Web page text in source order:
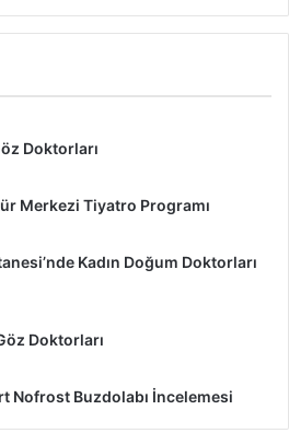
Doktorları
Merkezi Tiyatro Programı
Kadın Doğum Doktorları
Doktorları
Nofrost Buzdolabı İncelemesi